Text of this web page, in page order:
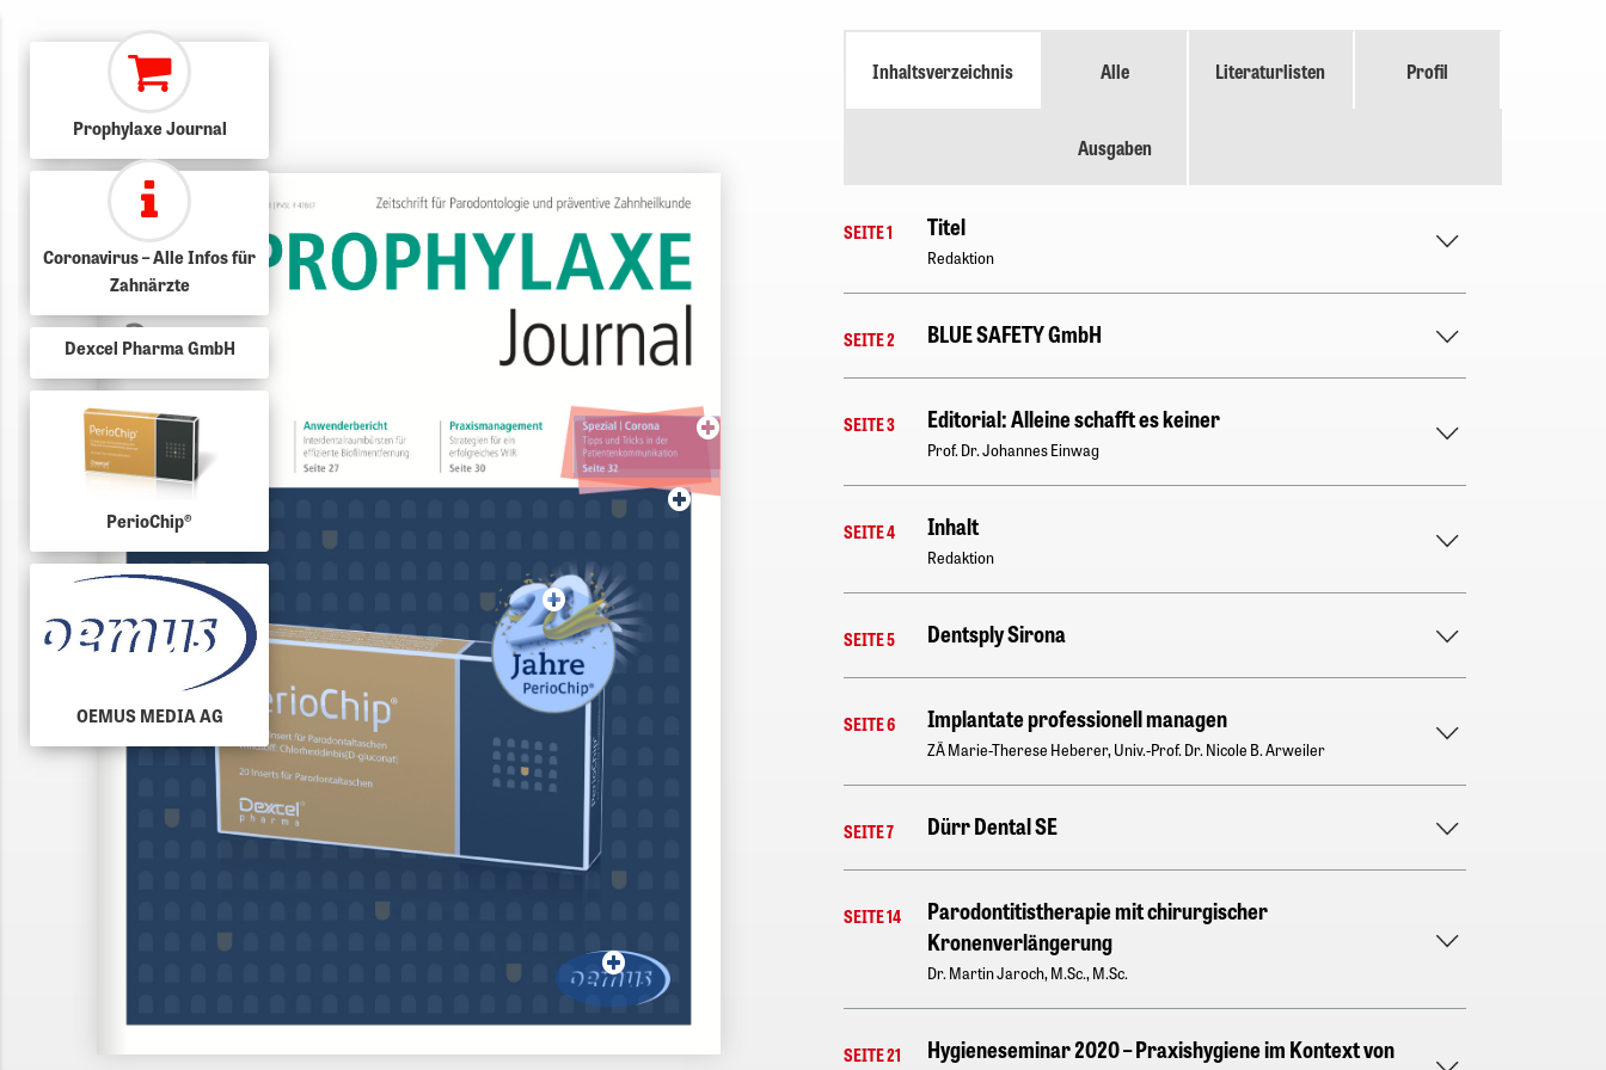
Inhaltsverzeichnis Alle
Ausgaben
Literaturlisten Profil
SEITE 1 Titel
Redaktion
SEITE 2 BLUE SAFETY GmbH
SEITE 3 Editorial: Alleine schafft es keiner
Prof. Dr. Johannes Einwag
SEITE 4 Inhalt
Redaktion
SEITE 5 Dentsply Sirona
SEITE 6 Implantate professionell managen
ZÄ Marie-Therese Heberer, Univ.-Prof. Dr. Nicole B. Arweiler
SEITE 7 Dürr Dental SE
SEITE 14
Parodontitistherapie mit chirurgischer
Kronenverlängerung
Dr. Martin Jaroch, M.Sc., M.Sc.
SEITE 21
Hygieneseminar 2020 – Praxishygiene im Kontext von
Prophylaxe Journal
Coronavirus – Alle Infos für
Zahnärzte
Dexcel Pharma GmbH
PerioChip®
OEMUS MEDIA AG